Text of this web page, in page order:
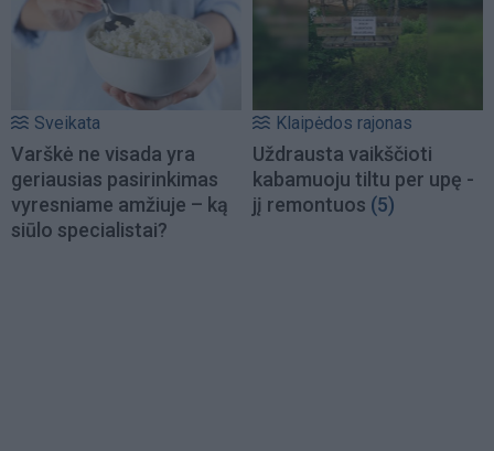
Sveikata
Varškė ne visada yra
geriausias pasirinkimas
vyresniame amžiuje – ką
siūlo specialistai?
Klaipėdos rajonas
Uždrausta vaikščioti
kabamuoju tiltu per upę -
jį remontuos (5)